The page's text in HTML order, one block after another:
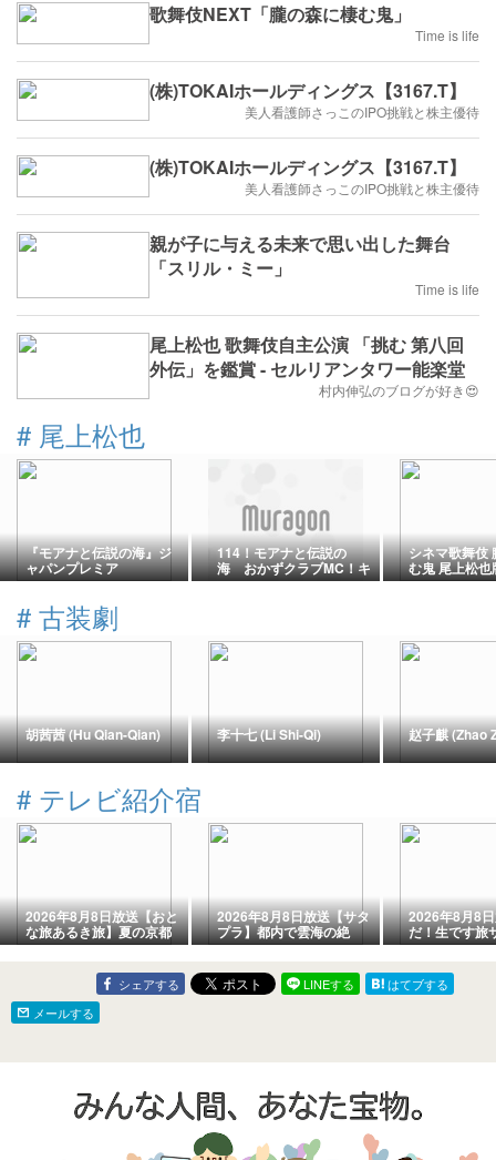
歌舞伎NEXT「朧の森に棲む鬼」
Time is life
(株)TOKAIホールディングス【3167.T】
美人看護師さっこのIPO挑戦と株主優待
(株)TOKAIホールディングス【3167.T】
美人看護師さっこのIPO挑戦と株主優待
親が子に与える未来で思い出した舞台
「スリル・ミー」
Time is life
尾上松也 歌舞伎自主公演 「挑む 第八回
外伝」を鑑賞 - セルリアンタワー能楽堂
村内伸弘のブログが好き😍
# 尾上松也
『モアナと伝説の海』ジ
ャパンプレミア
114！モアナと伝説の
海 おかずクラブMC！キ
ャサリンランガイア＆ド
ジャパンプレミアブルー
カーペットイベントアー
シネマ歌舞伎
む鬼 尾上松也
# 古装劇
胡茜茜 (Hu Qian-Qian) 李十七 (Li Shi-Qi) 赵子麒 (Zhao
# テレビ紹介宿
2026年8月8日放送【おと
な旅あるき旅】夏の京都
自由な朝ごはんスタイ
ル“無限朝食”
2026年8月8日放送【サタ
プラ】都内で雲海の絶
景!? 国内最大級の霧の庭
園
2026年8月8
だ！生です旅
岡・伊豆の旅
の観光・グル
シェアする LINEする
はてブする
メールする